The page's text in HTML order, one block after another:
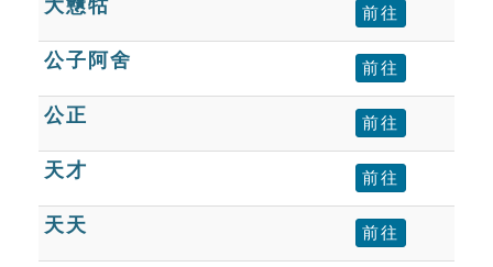
大戇牯 前往
公子阿舍 前往
公正 前往
天才 前往
天天 前往